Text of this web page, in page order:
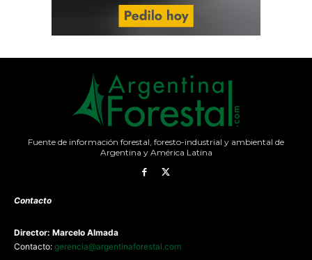
Fuente de información forestal, foresto-industrial y ambiental de
Argentina y América Latina
Contacto
Director: Marcelo Almada
Contacto: gerencia@argentinaforestal.com